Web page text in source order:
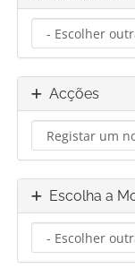
Acções
Escolha a